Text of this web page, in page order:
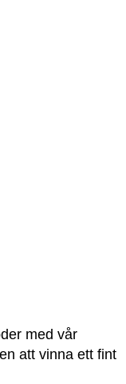
med vår
att vinna ett fint